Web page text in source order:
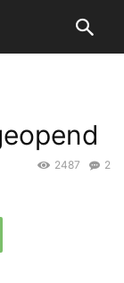
2
2487